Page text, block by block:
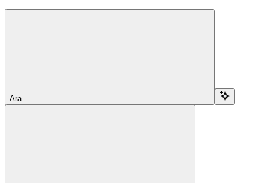
Ara...